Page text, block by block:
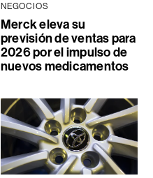
NEGOCIOS
Merck eleva su
previsión de ventas para
2026 por el impulso de
nuevos medicamentos